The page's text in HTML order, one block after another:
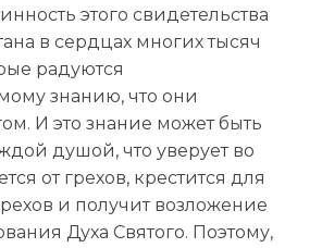
этого свидетельства
в сердцах многих тысяч
радуются
знанию, что они
И это знание может быть
душой, что уверует во
от грехов, крестится для
и получит возложение
Духа Святого. Поэтому,